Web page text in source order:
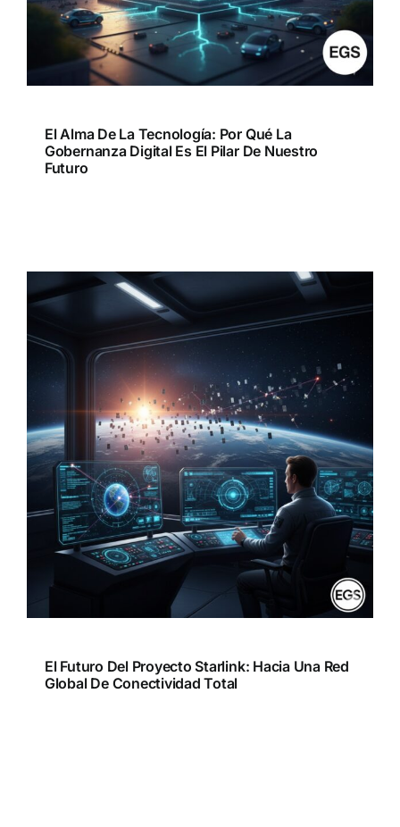
El Alma De La Tecnología: Por Qué La
Gobernanza Digital Es El Pilar De Nuestro
Futuro
El Futuro Del Proyecto Starlink: Hacia Una Red
Global De Conectividad Total